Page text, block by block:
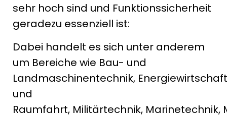
sehr hoch sind und Funktionssicherheit
geradezu essenziell ist:
Dabei handelt es sich unter anderem
um Bereiche wie Bau- und
Landmaschinentechnik,
und
Raumfahrt, Militärtechnik, Marinetechnik,